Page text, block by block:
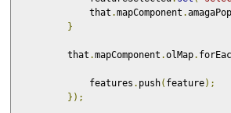
              that
.mapComponent .
}
          that
.mapComponent .olMap.
              features
. push( feature);
});